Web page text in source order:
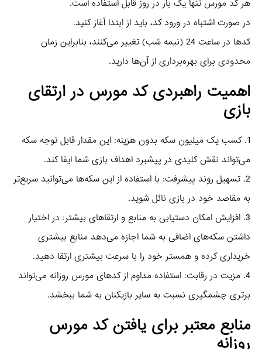
هر کد مورس تنها یک بار در روز قابل استفاده است.
در صورت اشتباه در ورود کد، باید از ابتدا آغاز کنید.
کدها در ساعت 24 (نیمه شب) تغییر می‌کنند، بنابراین زمان
محدودی برای بهره‌برداری از آن‌ها دارید.
اهمیت راهبردی کد مورس در ارتقای
بازی
1. کسب یک میلیون سکه بدون هزینه: این مقدار قابل توجه سکه
می‌تواند نقش کلیدی در پیشبرد اهداف بازی شما ایفا کند.
2. تسهیل روند پیشرفت: با استفاده از این سکه‌ها می‌توانید سریع‌تر
به مقاصد خود در بازی نائل شوید.
3. افزایش امکان دستیابی به منابع و ارتقاهای بیشتر: در اختیار
داشتن سکه‌های اضافی به شما اجازه می‌دهد منابع بیشتری
خریداری کرده و همستر خود را با سرعت بیشتری ارتقا دهید.
4. مزیت در رقابت: استفاده مداوم از کدهای مورس روزانه می‌تواند
برتری چشمگیری نسبت به سایر بازیکنان به شما ببخشد.
منابع معتبر برای یافتن کد مورس
روزانه